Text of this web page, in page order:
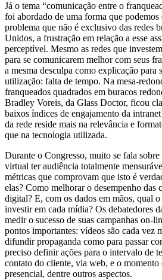
Já o tema “comunicação entre o
foi abordado de uma forma que podemos
problema que não é exclusivo das redes
Unidos, a frustração em relação a esse
perceptível. Mesmo as redes que
para se comunicarem melhor com seus
a mesma desculpa como explicação para
utilização: falta de tempo. Na mesa-
franqueados quadrados em buracos
Bradley Voreis, da Glass Doctor, ficou
baixos índices de engajamento da
da rede reside mais na relevância e
que na tecnologia utilizada.
Durante o Congresso, muito se fala
virtual ter audiência totalmente
métricas que comprovam que isto é
elas? Como melhorar o desempenho das
digital? E, com os dados em mãos, qual
investir em cada mídia? Os debatedores
medir o sucesso de suas campanhas on-
pontos importantes: vídeos são cada vez
difundir propaganda como para passar
preciso definir ações para o intervalo de
contato do cliente, via web, e o
presencial, dentre outros aspectos.